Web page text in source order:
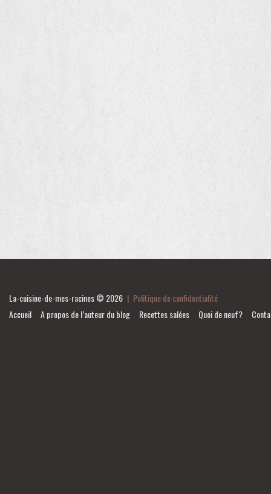
La-cuisine-de-mes-racines© 2026 | Politique de confidentialité
Accueil
A propos de l’auteur du blog Recettes salées Quoi de neuf?